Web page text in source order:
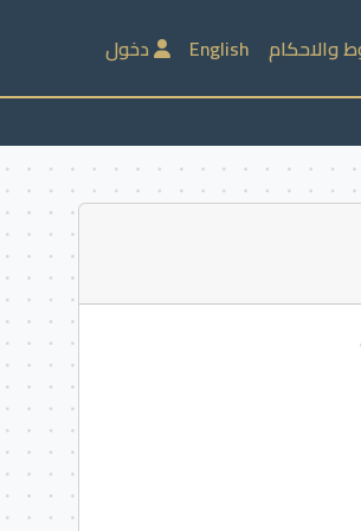
والاحكام English دخول